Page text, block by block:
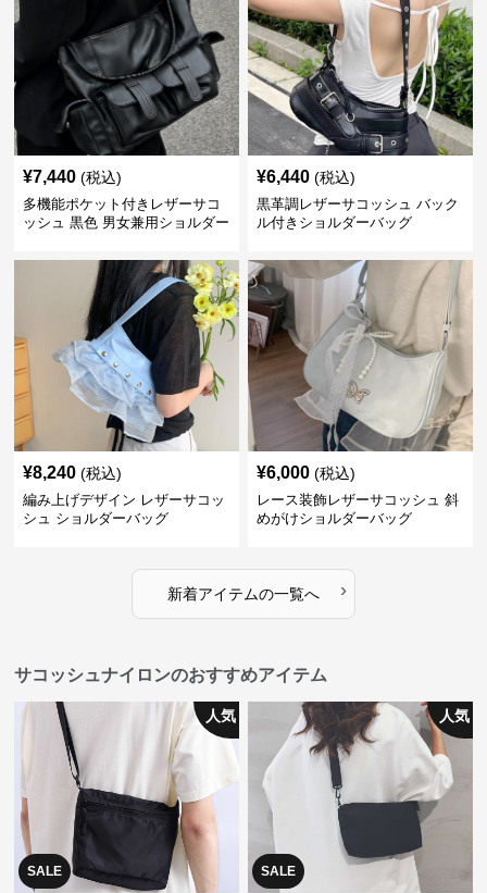
¥7,440 (税込)
多機能ポケット付きレザーサコ
ッシュ 黒色 男女兼用ショルダー
¥6,440 (税込)
黒革調レザーサコッシュ バック
ル付きショルダーバッグ
¥8,240 (税込)
編み上げデザイン レザーサコッ
シュ ショルダーバッグ
¥6,000 (税込)
レース装飾レザーサコッシュ 斜
めがけショルダーバッグ
新着アイテムの一覧へ ›
サコッシュナイロンのおすすめアイテム
SALE
人気
SALE
人気